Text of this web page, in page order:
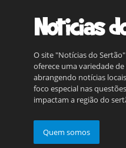
O site "Notícias do
oferece uma variedade
abrangendo notícias
foco especial nas
impactam a região do
Quem somos